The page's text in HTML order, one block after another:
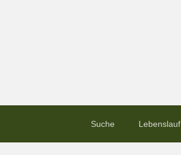
Suche Lebenslauf